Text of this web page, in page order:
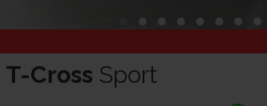
T-Cross Sport